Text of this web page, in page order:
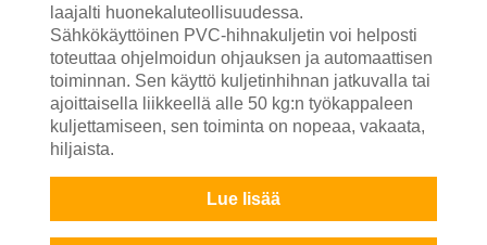
laajalti huonekaluteollisuudessa.
Sähkökäyttöinen PVC-hihnakuljetin voi helposti
toteuttaa ohjelmoidun ohjauksen ja automaattisen
toiminnan. Sen käyttö kuljetinhihnan jatkuvalla tai
ajoittaisella liikkeellä alle 50 kg:n työkappaleen
kuljettamiseen, sen toiminta on nopeaa, vakaata,
hiljaista.
Lue lisää